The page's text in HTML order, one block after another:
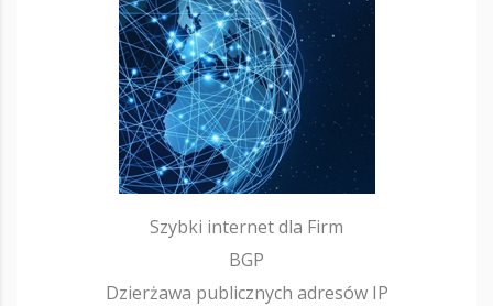
Szybki internet dla Firm
BGP
Dzierżawa publicznych adresów IP